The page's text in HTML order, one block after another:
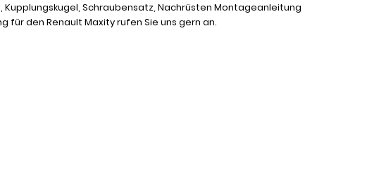
Schraubensatz, Nachrüsten Montageanleitung
für den Renault Maxity rufen Sie uns gern an.